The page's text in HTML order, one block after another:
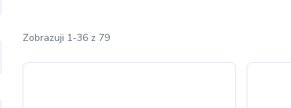
Zobrazuji 1-36 z 79